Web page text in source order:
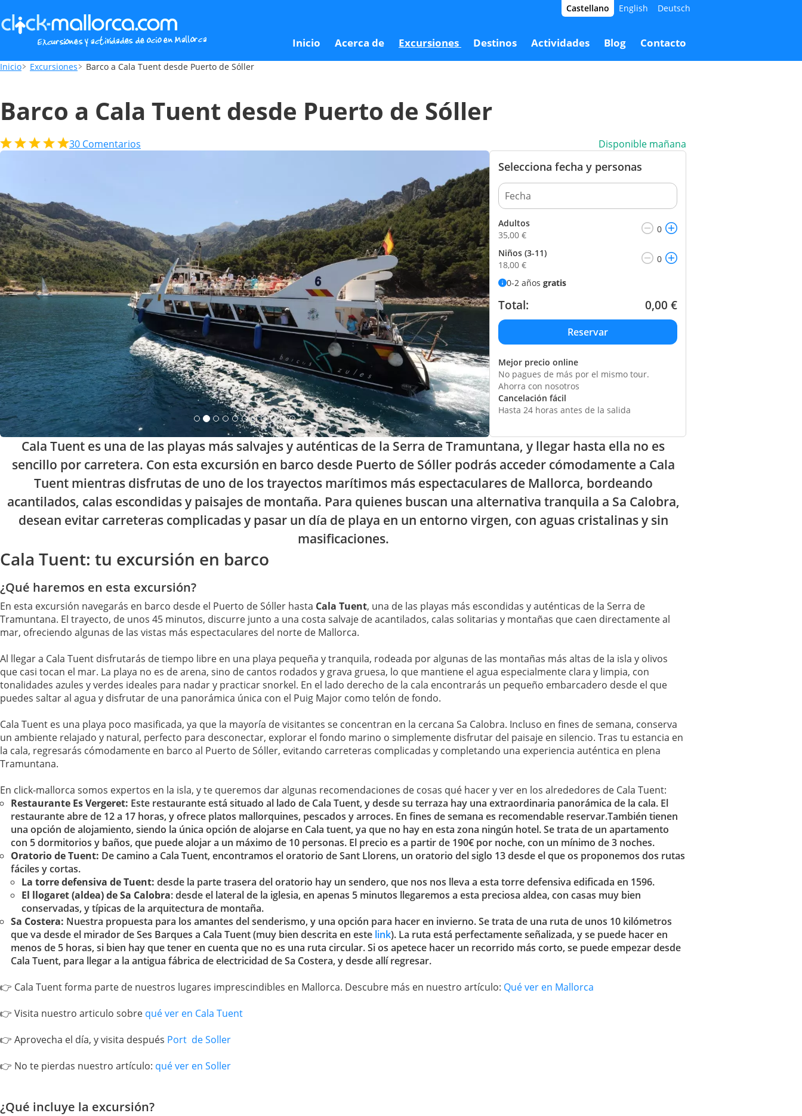
Inicio Acerca de Excursiones Destinos Actividades Blog Contacto
Castellano English Deutsch
Barco a Cala Tuent desde Puerto de Sóller 35,00 € 18,00 € Reservar
Inicio Excursiones Barco a Cala Tuent desde Puerto de Sóller
Barco a Cala Tuent desde Puerto de Sóller
30 Comentarios Disponible mañana
Selecciona fecha y personas
Adultos
35,00 €
Niños (3-11)
18,00 €
0-2 años gratis
Total: 0,00 €
Mejor precio online
No pagues de más por el mismo tour.
Ahorra con nosotros
Cancelación fácil
Hasta 24 horas antes de la salida
Cala Tuent es una de las playas más salvajes y auténticas de la Serra de Tramuntana, y llegar hasta ella no es
sencillo por carretera. Con esta excursión en barco desde Puerto de Sóller podrás acceder cómodamente a Cala
Tuent mientras disfrutas de uno de los trayectos marítimos más espectaculares de Mallorca, bordeando
acantilados, calas escondidas y paisajes de montaña. Para quienes buscan una alternativa tranquila a Sa Calobra,
desean evitar carreteras complicadas y pasar un día de playa en un entorno virgen, con aguas cristalinas y sin
masificaciones.
Cala Tuent: tu excursión en barco
¿Qué haremos en esta excursión?
En esta excursión navegarás en barco desde el Puerto de Sóller hasta Cala Tuent, una de las playas más escondidas y auténticas de la Serra de
Tramuntana. El trayecto, de unos 45 minutos, discurre junto a una costa salvaje de acantilados, calas solitarias y montañas que caen directamente al
mar, ofreciendo algunas de las vistas más espectaculares del norte de Mallorca.
Al llegar a Cala Tuent disfrutarás de tiempo libre en una playa pequeña y tranquila, rodeada por algunas de las montañas más altas de la isla y olivos
que casi tocan el mar. La playa no es de arena, sino de cantos rodados y grava gruesa, lo que mantiene el agua especialmente clara y limpia, con
tonalidades azules y verdes ideales para nadar y practicar snorkel. En el lado derecho de la cala encontrarás un pequeño embarcadero desde el que
puedes saltar al agua y disfrutar de una panorámica única con el Puig Major como telón de fondo.
Cala Tuent es una playa poco masificada, ya que la mayoría de visitantes se concentran en la cercana Sa Calobra. Incluso en fines de semana, conserva
un ambiente relajado y natural, perfecto para desconectar, explorar el fondo marino o simplemente disfrutar del paisaje en silencio. Tras tu estancia en
la cala, regresarás cómodamente en barco al Puerto de Sóller, evitando carreteras complicadas y completando una experiencia auténtica en plena
Tramuntana.
En click-mallorca somos expertos en la isla, y te queremos dar algunas recomendaciones de cosas qué hacer y ver en los alrededores de Cala Tuent:
Restaurante Es Vergeret: Este restaurante está situado al lado de Cala Tuent, y desde su terraza hay una extraordinaria panorámica de la cala. El
restaurante abre de 12 a 17 horas, y ofrece platos mallorquines, pescados y arroces. En fines de semana es recomendable reservar.También tienen
una opción de alojamiento, siendo la única opción de alojarse en Cala tuent, ya que no hay en esta zona ningún hotel. Se trata de un apartamento
con 5 dormitorios y baños, que puede alojar a un máximo de 10 personas. El precio es a partir de 190€ por noche, con un mínimo de 3 noches.
Oratorio de Tuent: De camino a Cala Tuent, encontramos el oratorio de Sant Llorens, un oratorio del siglo 13 desde el que os proponemos dos rutas
fáciles y cortas.
La torre defensiva de Tuent: desde la parte trasera del oratorio hay un sendero, que nos nos lleva a esta torre defensiva edificada en 1596.
El llogaret (aldea) de Sa Calobra: desde el lateral de la iglesia, en apenas 5 minutos llegaremos a esta preciosa aldea, con casas muy bien
conservadas, y típicas de la arquitectura de montaña.
Sa Costera: Nuestra propuesta para los amantes del senderismo, y una opción para hacer en invierno. Se trata de una ruta de unos 10 kilómetros
que va desde el mirador de Ses Barques a Cala Tuent (muy bien descrita en este link). La ruta está perfectamente señalizada, y se puede hacer en
menos de 5 horas, si bien hay que tener en cuenta que no es una ruta circular. Si os apetece hacer un recorrido más corto, se puede empezar desde
Cala Tuent, para llegar a la antigua fábrica de electricidad de Sa Costera, y desde allí regresar.
👉 Cala Tuent forma parte de nuestros lugares imprescindibles en Mallorca. Descubre más en nuestro artículo: Qué ver en Mallorca
👉 Visita nuestro articulo sobre qué ver en Cala Tuent
👉 Aprovecha el día, y visita después Port de Soller
👉 No te pierdas nuestro artículo: qué ver en Soller
¿Qué incluye la excursión?